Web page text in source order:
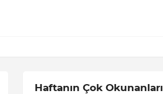
Haftanın Çok Okunanları